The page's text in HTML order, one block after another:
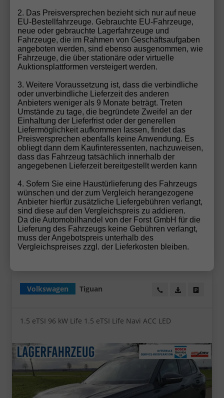
UVL: 4-6 Monate 33.795,– €
incl. 19% MwSt.
ab 263,– € mtl.
5-türig, 1.5 eTSI (Mild-Hybrid) ACT ; 110KW/150PS ; 7-
Gang-DSG (Automatik) ; Frontantrieb, 110 kW (150 PS),
Frontantrieb, Verbrennungsmotor (ICE), Benzin,
Kraftstoffverbrauch kombiniert 6,2 (WLTP), CO₂-
Emission kombiniert 140.00 g/km (WLTP), CO₂-Klasse E,
Garantieleistung: Fahrzeuggarantie vom Hersteller,
Fahrzeugnr.: 31191
Details
Volkswagen Tiguan Wir rufen Sie an!
PDF-Datei,
1.5 eTSI 96 kW Life 1.5 eTSI Life Navi ACC LED
2. Das Preisversprechen bezieht sich nur auf neue
EU-Bestellfahrzeuge. Gebrauchte EU-Fahrzeuge,
neue oder gebrauchte Lagerfahrzeuge und
Fahrzeuge, die im Rahmen von Geschäftsaufgaben
angeboten werden, sind ebenso ausgenommen, wie
Fahrzeuge, die über stationäre oder virtuelle
Auktionsplattformen versteigert werden.
3. Weitere Voraussetzung ist, dass die verbindliche
oder unverbindliche Lieferzeit des anderen
Anbieters weniger als 9 Monate beträgt. Treten
Umstände zu tage, die begründete Zweifel an der
Einhaltung der Lieferfrist oder der generellen
Liefermöglichkeit aufkommen lassen, findet das
Preisversprechen ebenfalls keine Anwendung. Es
obliegt dann dem Kaufinteressenten, nachzuweisen,
dass das Fahrzeug tatsächlich innerhalb der
angegebenen Lieferzeit bereitgestellt werden kann
4. Sofern Sie eine Haustürlieferung des Fahrzeugs
wünschen und der zum Vergleich herangezogene
Anbieter hierfür zusätzliche Liefergebühren verlangt,
sind diese auf den Vergleichspreis zu addieren.
Da die Automobilhandel von der Forst GmbH für die
Lieferung des Fahrzeugs keine Gebühren verlangt,
muss der Angebotspreis unterhalb des
Vergleichspreises zzgl. der Lieferkosten bleiben.